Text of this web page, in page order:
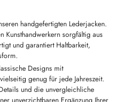
handgefertigten Lederjacken.
Kunsthandwerkern sorgfältig aus
und garantiert Haltbarkeit,
Designs mit
genug für jede Jahreszeit.
und die unvergleichliche
unverzichtbaren Ergänzung Ihrer